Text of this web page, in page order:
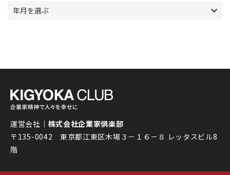
年月を選ぶ
運営会社｜ 株式会社企業家倶楽部
〒135-0042 東京都江東区木場３－１６－８ レッタスビル8
階